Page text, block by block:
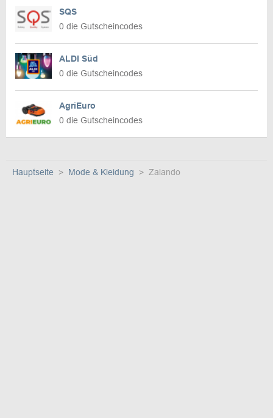
SQS
0 die Gutscheincodes
ALDI Süd
0 die Gutscheincodes
AgriEuro
0 die Gutscheincodes
Hauptseite Mode & Kleidung Zalando